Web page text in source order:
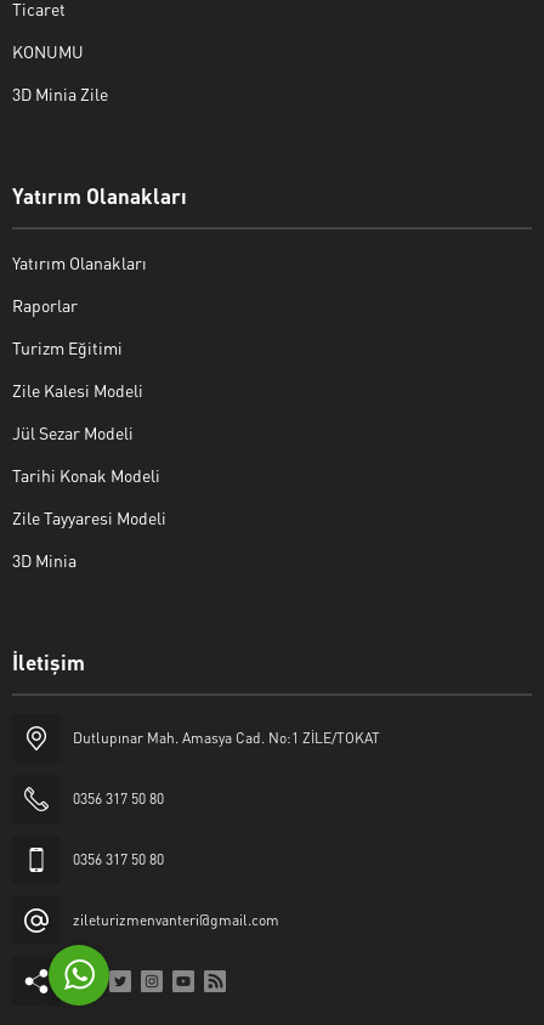
Ticaret
KONUMU
3D Minia Zile
Yatırım Olanakları
Yatırım Olanakları
Raporlar
Turizm Eğitimi
Zile Kalesi Modeli
Jül Sezar Modeli
Tarihi Konak Modeli
Zile Tayyaresi Modeli
3D Minia
İletişim
Dutlupınar Mah. Amasya Cad. No:1 ZİLE/TOKAT
0356 317 50 80
0356 317 50 80
zileturizmenvanteri@gmail.com